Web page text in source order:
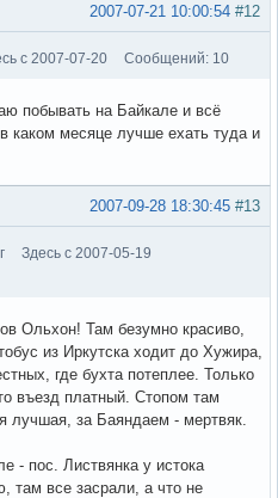
#12
2007-07-21 10:00:54
с 2007-07-20 Сообщений: 10
побывать на Байкале и всё
каком месяце лучше ехать туда и
#13
2007-09-28 18:30:45
Здесь с 2007-05-19
Ольхон! Там безумно красиво,
из Иркутска ходит до Хужира,
где бухта потеплее. Только
въезд платный. Стопом там
лучшая, за Баяндаем - мертвяк.
- пос. Листвянка у истока
там все засрали, а что не